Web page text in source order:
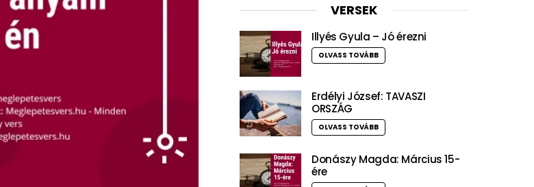
VERSEK
Illyés Gyula – Jó érezni
OLVASS TOVÁBB
Erdélyi József: TAVASZI
ORSZÁG
OLVASS TOVÁBB
Donászy Magda: Március 15-
ére